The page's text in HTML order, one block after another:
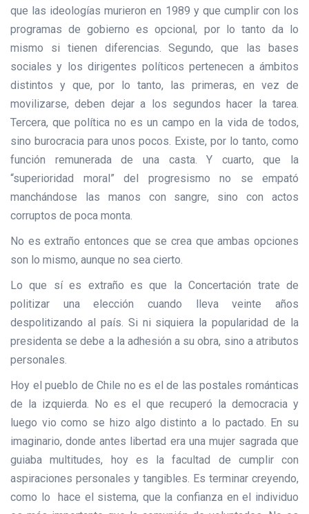
que las ideologías murieron en 1989 y que cumplir con los
programas de gobierno es opcional, por lo tanto da lo
mismo si tienen diferencias. Segundo, que las bases
sociales y los dirigentes políticos pertenecen a ámbitos
distintos y que, por lo tanto, las primeras, en vez de
movilizarse, deben dejar a los segundos hacer la tarea.
Tercera, que política no es un campo en la vida de todos,
sino burocracia para unos pocos. Existe, por lo tanto, como
función remunerada de una casta. Y cuarto, que la
“superioridad moral” del progresismo no se empató
manchándose las manos con sangre, sino con actos
corruptos de poca monta.
No es extraño entonces que se crea que ambas opciones
son lo mismo, aunque no sea cierto.
Lo que sí es extraño es que la Concertación trate de
politizar una elección cuando lleva veinte años
despolitizando al país. Si ni siquiera la popularidad de la
presidenta se debe a la adhesión a su obra, sino a atributos
personales.
Hoy el pueblo de Chile no es el de las postales románticas
de la izquierda. No es el que recuperó la democracia y
luego vio como se hizo algo distinto a lo pactado. En su
imaginario, donde antes libertad era una mujer sagrada que
guiaba multitudes, hoy es la facultad de cumplir con
aspiraciones personales y tangibles. Es terminar creyendo,
como lo hace el sistema, que la confianza en el individuo